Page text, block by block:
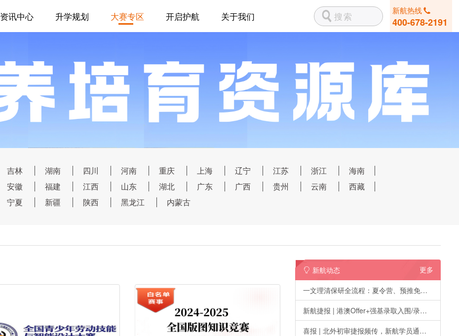
资讯中心 升学规划 大赛专区 开启护航 关于我们 新航热线
400-678-2191
吉林 湖南 四川 河南 重庆 上海 辽宁 江苏 浙江
海南
安徽 福建 江西 山东 湖北 广东 广西 贵州 云南
西藏
宁夏 新疆 陕西 黑龙江 内蒙古
新航动态 更多
一文理清保研全流程：夏令营、预推免、九推十推
新航捷报 | 港澳Offer+强基录取入围/录取双丰收，2026新航学成第一波升学喜报刷屏!
喜报 | 北外初审捷报频传，新航学员通过人数再创新高!